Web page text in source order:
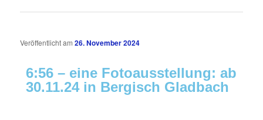
Veröffentlicht am26. November 2024
6:56 – eine Fotoausstellung: ab
30.11.24 in Bergisch Gladbach